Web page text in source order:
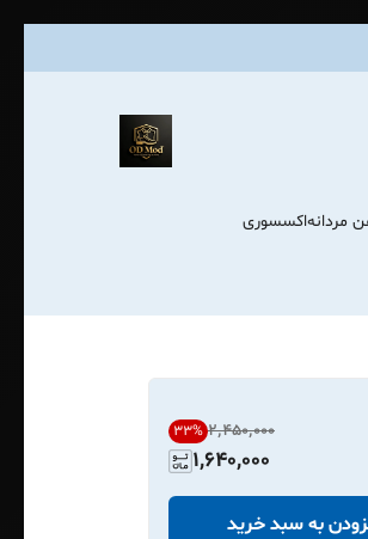
مردانهاکسسوری
۲٬۴۵۰٬۰۰۰ 33%
1,640,000
به سبد خرید